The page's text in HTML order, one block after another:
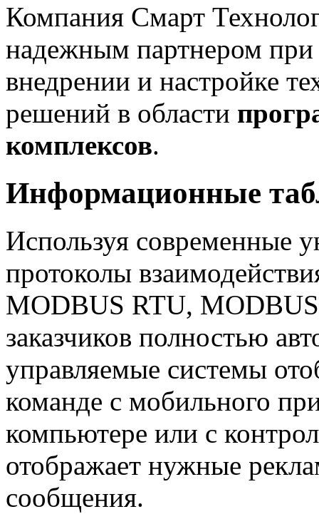
Компания Смарт
надежным партнером при
внедрении и настройке
решений в области
комплексов.
Информационные
Используя современные
протоколы
MODBUS RTU,
заказчиков полностью
управляемые системы
команде с мобильного
компьютере или с
отображает нужные
сообщения.